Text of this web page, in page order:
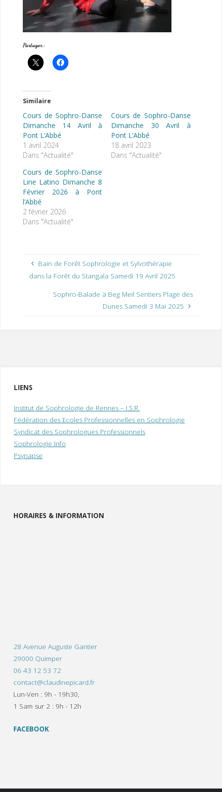
Partager :
Similaire
Cours de Sophro-Danse
Dimanche 14 Avril à
Pont L’Abbé
1 avril 2024
Dans "Actualité"
Cours de Sophro-Danse
Dimanche 30 Avril à
Pont L’Abbé
18 avril 2023
Dans "Actualité"
Cours de Sophro-Danse
Line Latino Dimanche 8
Février 2026 à Pont
l’Abbé
2 février 2026
Dans "Actualité"
Bain de Forêt Sophrologie et Sylvothérapie
dans la Forêt du Stangala Samedi 19 Avril 2025
Sophro-Balade à Beg Meil Sentiers Plage des
Dunes Samedi 3 Mai 2025
LIENS
Institut de Sophrologie de Rennes – I.S.R.
Fédération des Ecoles Professionnelles en Sophrologie
Syndicat des Sophrologues Professionnels
Sophrologie Info
Psynapse
HORAIRES & INFORMATION
28 Avenue Auguste Gantier
29000 Quimper
06 43 12 53 72
contact@claudinepicard.fr
Lun-Ven : 9h - 19h30,
1 Sam sur 2 : 9h - 12h
FACEBOOK